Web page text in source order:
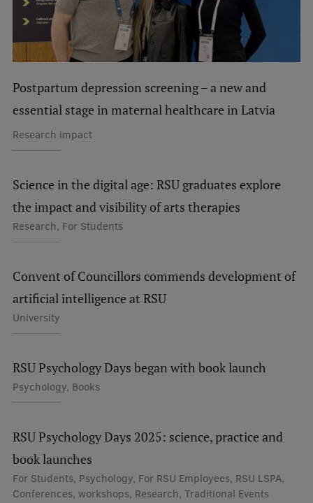
Postpartum depression screening – a new and
essential stage in maternal healthcare in Latvia
Research impact
Science in the digital age: RSU graduates explore
the impact and visibility of arts therapies
Research, For Students
Convent of Councillors commends development of
artificial intelligence at RSU
University
RSU Psychology Days began with book launch
Psychology, Books
RSU Psychology Days 2025: science, practice and
book launches
For Students, Psychology, For RSU Employees, RSU LSPA,
Conferences, workshops, Research, Traditional Events